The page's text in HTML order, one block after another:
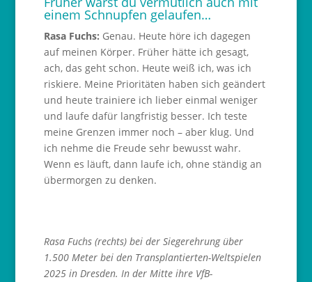
einem Schnupfen gelaufen…
Rasa Fuchs: Genau. Heute höre ich dagegen
auf meinen Körper. Früher hätte ich gesagt,
ach, das geht schon. Heute weiß ich, was ich
riskiere. Meine Prioritäten haben sich geändert
und heute trainiere ich lieber einmal weniger
und laufe dafür langfristig besser. Ich teste
meine Grenzen immer noch – aber klug. Und
ich nehme die Freude sehr bewusst wahr.
Wenn es läuft, dann laufe ich, ohne ständig an
übermorgen zu denken.
Rasa Fuchs (rechts) bei der Siegerehrung über
1.500 Meter bei den Transplantierten-Weltspielen
2025 in Dresden. In der Mitte ihre VfB-